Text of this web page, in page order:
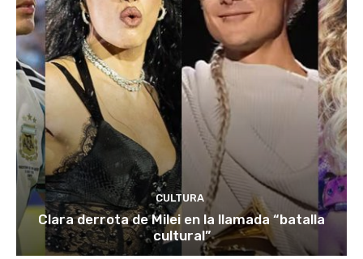
CULTURA
Clara derrota de Milei en la llamada “batalla
cultural”